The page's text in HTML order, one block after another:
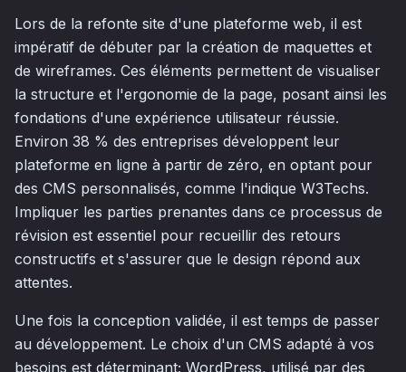
Lors de la refonte site d'une plateforme web, il est
impératif de débuter par la création de maquettes et
de wireframes. Ces éléments permettent de visualiser
la structure et l'ergonomie de la page, posant ainsi les
fondations d'une expérience utilisateur réussie.
Environ 38 % des entreprises développent leur
plateforme en ligne à partir de zéro, en optant pour
des CMS personnalisés, comme l'indique W3Techs.
Impliquer les parties prenantes dans ce processus de
révision est essentiel pour recueillir des retours
constructifs et s'assurer que le design répond aux
attentes.
Une fois la conception validée, il est temps de passer
au développement. Le choix d'un CMS adapté à vos
besoins est déterminant; WordPress, utilisé par des